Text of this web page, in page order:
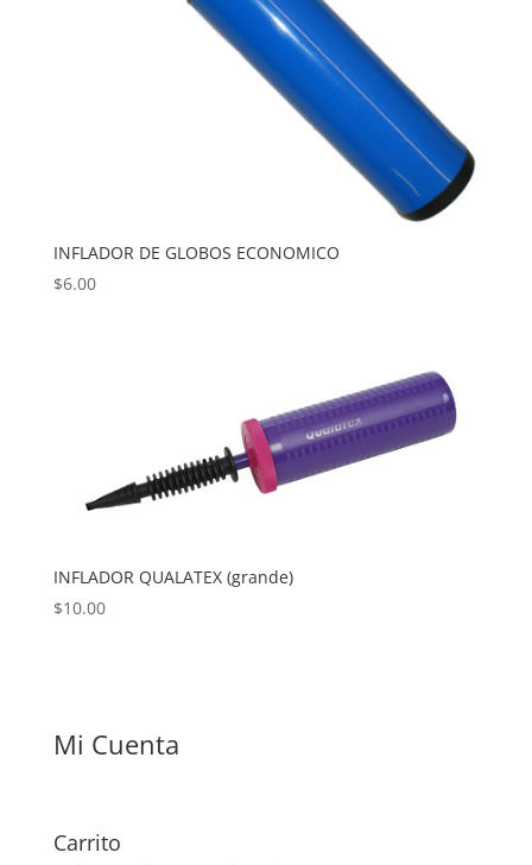
INFLADOR DE GLOBOS ECONOMICO
$6.00
INFLADOR QUALATEX (grande)
$10.00
Mi Cuenta
Carrito